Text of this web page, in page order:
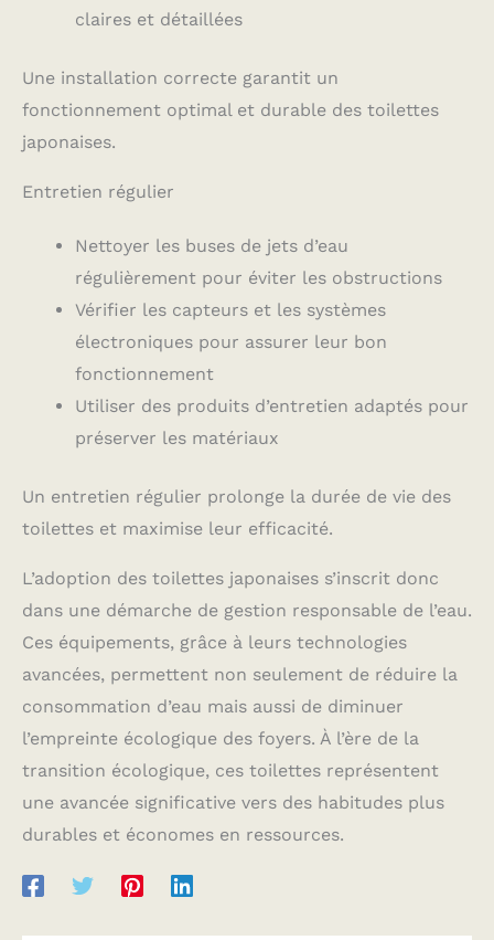
claires et détaillées
Une installation correcte garantit un
fonctionnement optimal et durable des toilettes
japonaises.
Entretien régulier
Nettoyer les buses de jets d’eau
régulièrement pour éviter les obstructions
Vérifier les capteurs et les systèmes
électroniques pour assurer leur bon
fonctionnement
Utiliser des produits d’entretien adaptés pour
préserver les matériaux
Un entretien régulier prolonge la durée de vie des
toilettes et maximise leur efficacité.
L’adoption des toilettes japonaises s’inscrit donc
dans une démarche de gestion responsable de l’eau.
Ces équipements, grâce à leurs technologies
avancées, permettent non seulement de réduire la
consommation d’eau mais aussi de diminuer
l’empreinte écologique des foyers. À l’ère de la
transition écologique, ces toilettes représentent
une avancée significative vers des habitudes plus
durables et économes en ressources.